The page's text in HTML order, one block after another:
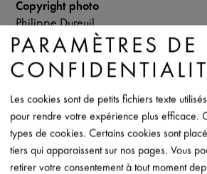
Copyright photo
Philippe Dureuil
Fiche de donées
Contact
PARAMÈTRES DE
Les cookies sont de petits fichiers texte
pour rendre votre expérience plus efficace.
types de cookies. Certains cookies sont
tiers qui apparaissent sur nos pages. Vous
retirer votre consentement à tout moment